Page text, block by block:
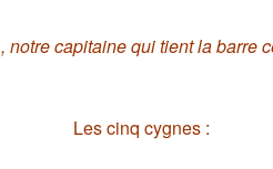
, notre capitaine qui tient la barre
Les cinq cygnes :